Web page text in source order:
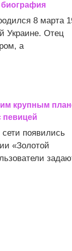
биография
8 марта
Украине. Отец
а
крупным
певицей
сети появились
«Золотой